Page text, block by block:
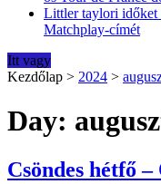
Littler taylori időket
Matchplay-címét
Itt vagy
Kezdőlap > 2024 >
Day:
Csöndes hétfő